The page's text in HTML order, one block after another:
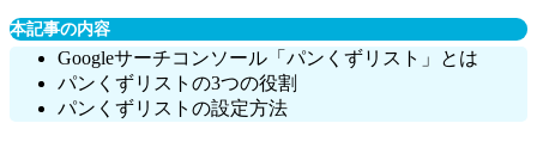
本記事の内容
Googleサーチコンソール「パンくずリスト」とは
パンくずリストの3つの役割
パンくずリストの設定方法